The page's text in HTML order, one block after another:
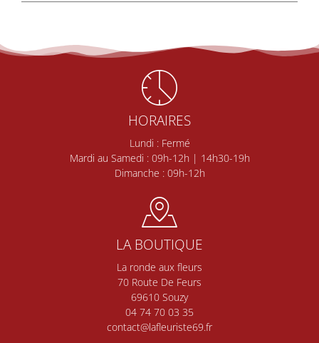
HORAIRES
Lundi : Fermé
Mardi au Samedi : 09h-12h | 14h30-19h
Dimanche : 09h-12h
LA BOUTIQUE
La ronde aux fleurs
70 Route De Feurs
69610 Souzy
04 74 70 03 35
contact@lafleuriste69.fr